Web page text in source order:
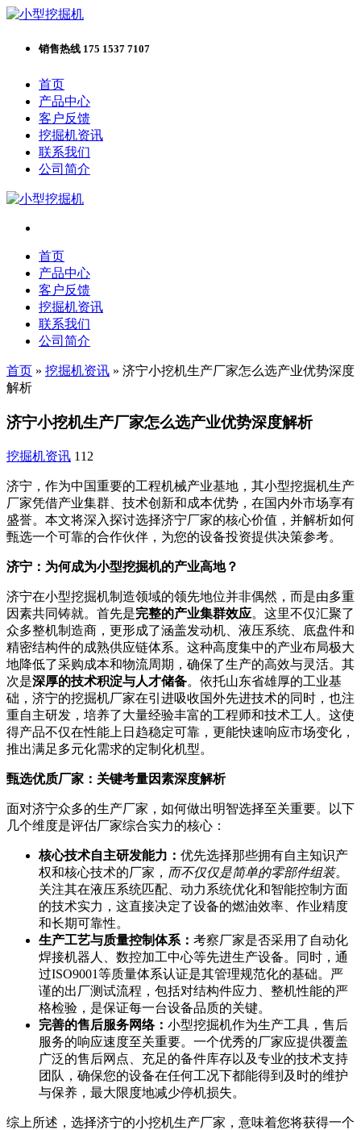
销售热线 175 1537 7107
首页
产品中心
客户反馈
挖掘机资讯
联系我们
公司简介
首页
产品中心
客户反馈
挖掘机资讯
联系我们
公司简介
首页 » 挖掘机资讯 » 济宁小挖机生产厂家怎么选产业优势深度
解析
济宁小挖机生产厂家怎么选产业优势深度解析
挖掘机资讯 112
济宁，作为中国重要的工程机械产业基地，其小型挖掘机生产
厂家凭借产业集群、技术创新和成本优势，在国内外市场享有
盛誉。本文将深入探讨选择济宁厂家的核心价值，并解析如何
甄选一个可靠的合作伙伴，为您的设备投资提供决策参考。
济宁：为何成为小型挖掘机的产业高地？
济宁在小型挖掘机制造领域的领先地位并非偶然，而是由多重
因素共同铸就。首先是完整的产业集群效应。这里不仅汇聚了
众多整机制造商，更形成了涵盖发动机、液压系统、底盘件和
精密结构件的成熟供应链体系。这种高度集中的产业布局极大
地降低了采购成本和物流周期，确保了生产的高效与灵活。其
次是深厚的技术积淀与人才储备。依托山东省雄厚的工业基
础，济宁的挖掘机厂家在引进吸收国外先进技术的同时，也注
重自主研发，培养了大量经验丰富的工程师和技术工人。这使
得产品不仅在性能上日趋稳定可靠，更能快速响应市场变化，
推出满足多元化需求的定制化机型。
甄选优质厂家：关键考量因素深度解析
面对济宁众多的生产厂家，如何做出明智选择至关重要。以下
几个维度是评估厂家综合实力的核心：
核心技术自主研发能力： 优先选择那些拥有自主知识产
权和核心技术的厂家， 而不仅仅是简单的零部件组装。
关注其在液压系统匹配、动力系统优化和智能控制方面
的技术实力，这直接决定了设备的燃油效率、作业精度
和长期可靠性。
生产工艺与质量控制体系： 考察厂家是否采用了自动化
焊接机器人、数控加工中心等先进生产设备。同时，通
过ISO9001等质量体系认证是其管理规范化的基础。严
谨的出厂测试流程，包括对结构件应力、整机性能的严
格检验，是保证每一台设备品质的关键。
完善的售后服务网络： 小型挖掘机作为生产工具，售后
服务的响应速度至关重要。一个优秀的厂家应提供覆盖
广泛的售后网点、充足的备件库存以及专业的技术支持
团队，确保您的设备在任何工况下都能得到及时的维护
与保养，最大限度地减少停机损失。
综上所述，选择济宁的小挖机生产厂家，意味着您将获得一个